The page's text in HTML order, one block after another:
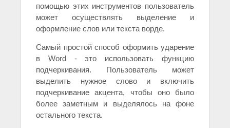
помощью этих инструментов пользователь
может осуществлять выделение и
оформление слов или текста ворде.
Самый простой способ оформить ударение
в Word - это использовать функцию
подчеркивания. Пользователь может
выделить нужное слово и включить
подчеркивание акцента, чтобы оно было
более заметным и выделялось на фоне
остального текста.